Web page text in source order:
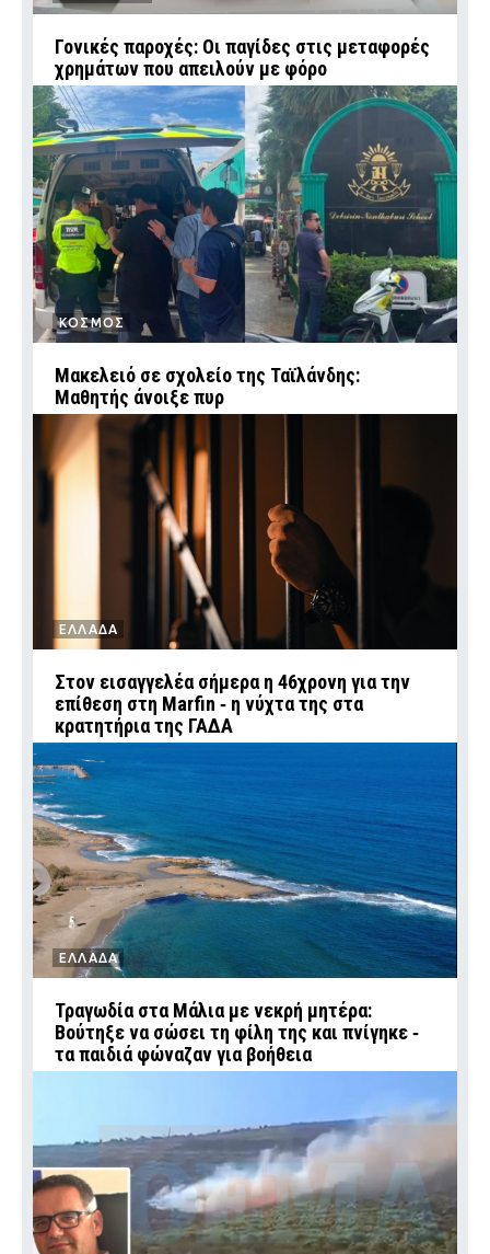
Γονικές παροχές: Οι παγίδες στις μεταφορές
χρημάτων που απειλούν με φόρο
ΚΟΣΜΟΣ
Μακελειό σε σχολείο της Ταϊλάνδης:
Μαθητής άνοιξε πυρ
ΕΛΛΑΔΑ
Στον εισαγγελέα σήμερα η 46χρονη για την
επίθεση στη Marfin ‑ η νύχτα της στα
κρατητήρια της ΓΑΔΑ
ΕΛΛΑΔΑ
Τραγωδία στα Μάλια με νεκρή μητέρα:
Βούτηξε να σώσει τη φίλη της και πνίγηκε ‑
τα παιδιά φώναζαν για βοήθεια